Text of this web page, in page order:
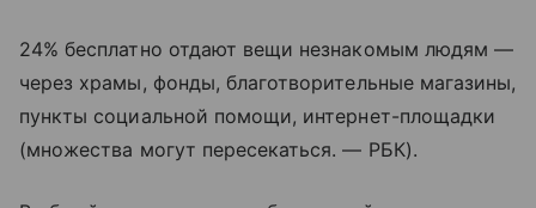
24% бесплатно отдают вещи незнакомым людям —
через храмы, фонды, благотворительные магазины,
пункты социальной помощи, интернет-площадки
(множества могут пересекаться. — РБК).